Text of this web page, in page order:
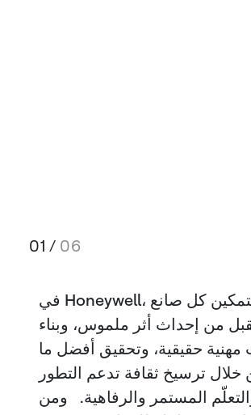
01 / 06
في Honeywell، نلتزم بتمكين كل صانع
من إحداث أثر ملموس، وبناء
مهنية حقيقية، وتحقيق أفضل ما
خلال ترسيخ ثقافة تدعم التطور
المستمر والرفاهية. ومن